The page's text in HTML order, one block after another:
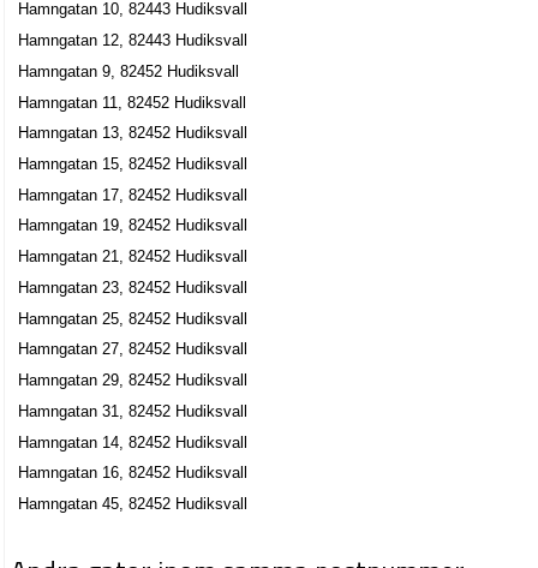
Hamngatan 21, 82452 Hudiksvall
Mani Sportbar HB
0650-15858
Hamngatan 3, 82430 Hudiksvall
Systrarnas Restaurang HB
0650-75750
Hamngatan 5, 82430 Hudiksvall
Percykel Sport AB
Jan Persy Hagström
0650-23935
Stingbull AB
Atabay Baybars
Hamngatan 5, 82430 Hudiksvall
Systrarnas Restaurang AB
Hamngatan 10, 82443 Hudiksvall
Hamngatan 12, 82443 Hudiksvall
Hamngatan 9, 82452 Hudiksvall
Hamngatan 11, 82452 Hudiksvall
Hamngatan 13, 82452 Hudiksvall
Hamngatan 15, 82452 Hudiksvall
Hamngatan 17, 82452 Hudiksvall
Hamngatan 19, 82452 Hudiksvall
Hamngatan 21, 82452 Hudiksvall
Hamngatan 23, 82452 Hudiksvall
Hamngatan 25, 82452 Hudiksvall
Hamngatan 27, 82452 Hudiksvall
Hamngatan 29, 82452 Hudiksvall
Hamngatan 31, 82452 Hudiksvall
Hamngatan 14, 82452 Hudiksvall
Hamngatan 16, 82452 Hudiksvall
Hamngatan 45, 82452 Hudiksvall